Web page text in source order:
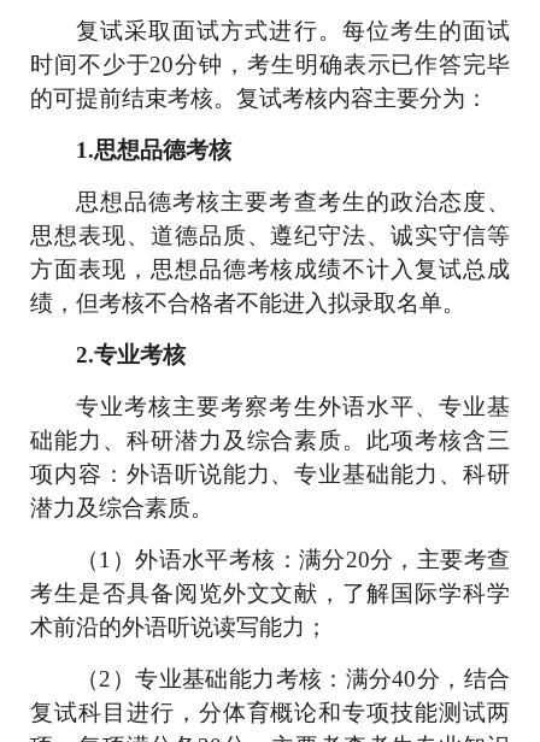
复试采取面试方式进行。每位考生的面试
时间不少于20分钟，考生明确表示已作答完毕
的可提前结束考核。 复试考核内容主要分为：
1.思想品德考核
思想品德考核主要考查考生的政治态度、
思想表现、道德品质、遵纪守法、诚实守信等
方面表现， 思想品德考核成绩不计入复试总成
绩，但考核不合格者不能进入拟录取名单。
2.专业考核
专业考核主要考察考生外语水平、专业基
础能力、科研潜力及综合素质。此项考核含三
项内容：外语听说能力、专业基础能力、科研
潜力及综合素质。
（1 ）外语水平考核 ：满分20分， 主要考查
考生是否具备阅览外文文献，了解国际学科学
术前沿的外语听说读写能力；
（2 ）专业基础能力考核 ：满分40分， 结合
复试科目进行，分体育概论和专项技能测试两